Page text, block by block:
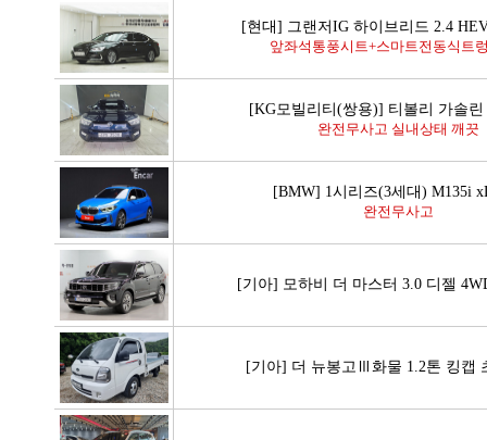
[현대] 그랜저IG 하이브리드 2.4
앞좌석통풍시트+스마트전동식트
[KG모빌리티(쌍용)] 티볼리 가솔
완전무사고 실내상태 깨끗
[BMW] 1시리즈(3세대) M135i
완전무사고
[기아] 모하비 더 마스터 3.0 디젤
[기아] 더 뉴봉고Ⅲ화물 1.2톤 킹캡